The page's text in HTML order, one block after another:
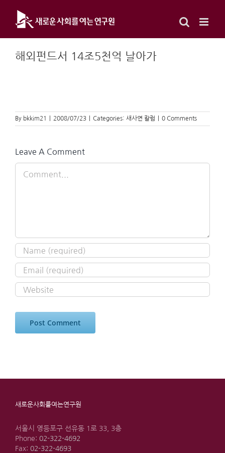
content
해외펀드서 14조5천억 날아가
By bkkim21 2008/07/23 Categories: 새사연 칼럼 0 Comments
Leave A Comment
새로운사회를여는연구원
서울시 영등포구 선유동 1로 33, 3층
Phone: 02-322-4692
Fax: 02-322-4693